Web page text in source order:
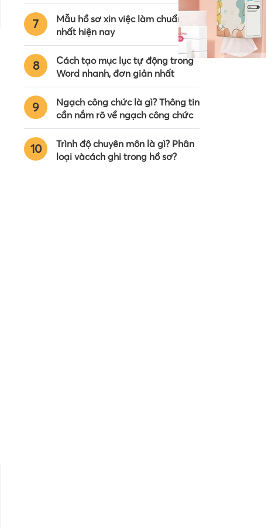
7
Mẫu hồ sơ xin việc làm chuẩn
nhất hiện nay
8
Cách tạo mục lục tự động trong
Word nhanh, đơn giản nhất
9
Ngạch công chức là gì? Thông tin
cần nắm rõ về ngạch công chức
10
Trình độ chuyên môn là gì? Phân
loại vàcách ghi trong hồ sơ?